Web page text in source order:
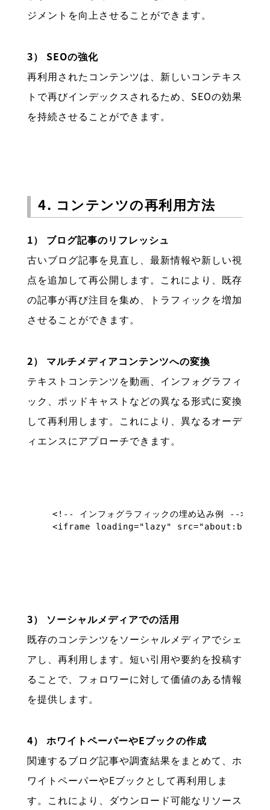
ジメントを向上させることができます。
3） SEOの強化
再利用されたコンテンツは、新しいコンテキス
トで再びインデックスされるため、SEOの効果
を持続させることができます。
4. コンテンツの再利用方法
1） ブログ記事のリフレッシュ
古いブログ記事を見直し、最新情報や新しい視
点を追加して再公開します。これにより、既存
の記事が再び注目を集め、トラフィックを増加
させることができます。
2） マルチメディアコンテンツへの変換
テキストコンテンツを動画、インフォグラフィ
ック、ポッドキャストなどの異なる形式に変換
して再利用します。これにより、異なるオーデ
ィエンスにアプローチできます。
<!-- インフォグラフィックの埋め込み例 -->
3） ソーシャルメディアでの活用
既存のコンテンツをソーシャルメディアでシェ
アし、再利用します。短い引用や要約を投稿す
ることで、フォロワーに対して価値のある情報
を提供します。
4） ホワイトペーパーやEブックの作成
関連するブログ記事や調査結果をまとめて、ホ
ワイトペーパーやEブックとして再利用しま
す。これにより、ダウンロード可能なリソース